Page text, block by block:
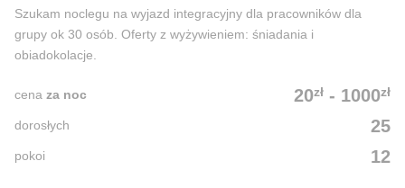
Szukam noclegu na wyjazd integracyjny dla pracowników dla
grupy ok 30 osób. Oferty z wyżywieniem: śniadania i
obiadokolacje.
20zł - 1000zł
cena za noc
25
dorosłych
12
pokoi